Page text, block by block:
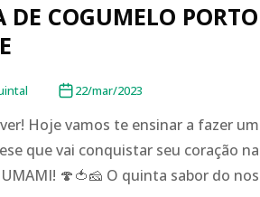
DE COGUMELO
22/mar/2023
Hoje vamos te ensinar a fazer
que vai conquistar seu coração
🍄🍅🧀 O quinta sabor do